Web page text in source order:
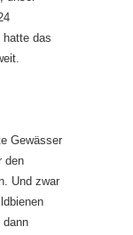
das
Gewässer
den
Und zwar
dann